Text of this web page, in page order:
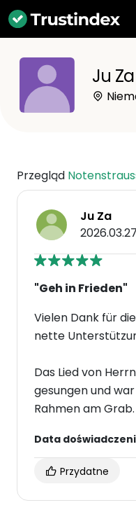
Ju Za
Przegląd
Ju Za
2026.03.27
"Geh in Frieden"
Vielen Dank für
nette
Das Lied von
gesungen und
Rahmen am Grab.
Data
Przydatne